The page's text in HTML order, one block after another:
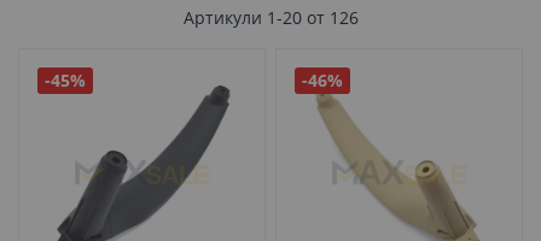
Артикули 1-20от 126
-45% -46%